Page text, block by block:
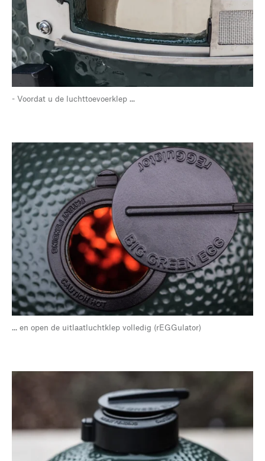
- Voordat u de luchttoevoerklep ...
... en open de uitlaatluchtklep volledig (rEGGulator)